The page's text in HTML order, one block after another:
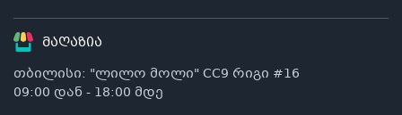
მაღაზია
თბილისი: "ლილო მოლი" CC9 რიგი #16
09:00 დან - 18:00 მდე